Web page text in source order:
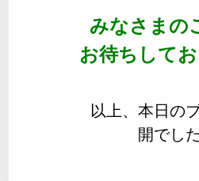
みなさまの
お待ちして
以上、本日の
開でし